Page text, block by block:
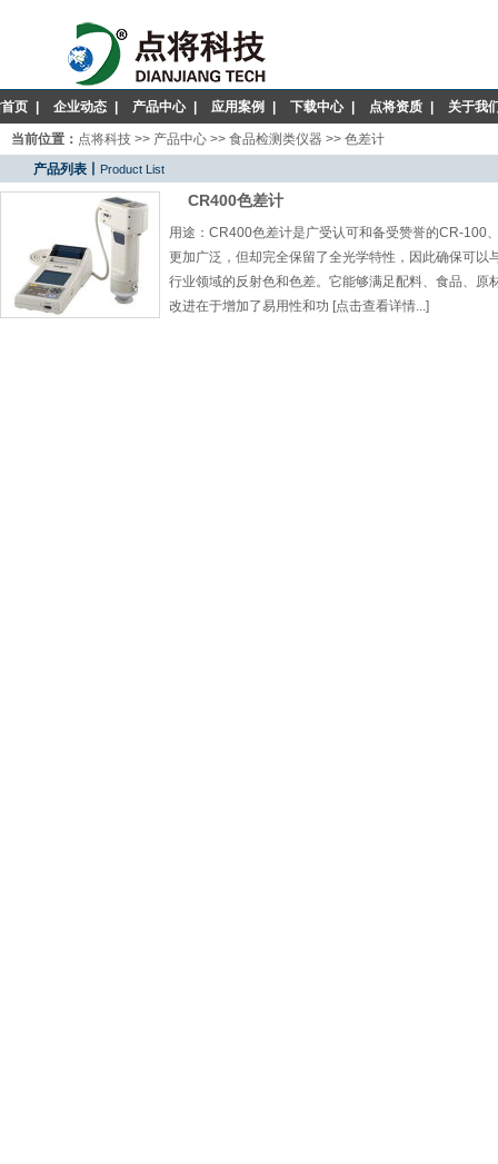
页 企业动态 产品中心 应用案例 下载中心 点将资质 关于我
当前位置： 点将科技 >> 产品中心 >> 食品检测类仪器 >> 色差计
产品列表丨
Product List
CR400色差计
用途：CR400色差计是广受认可和备受赞誉的CR-100
更加广泛，但却完全保留了全光学特性，因此确保可
行业领域的反射色和色差。它能够满足配料、食品、
改进在于增加了易用性和功 [点击查看详情...]